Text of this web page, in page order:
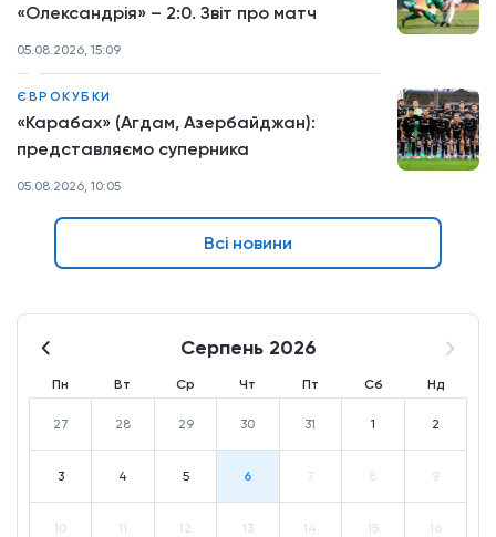
«Олександрія» – 2:0. Звіт про матч
05.08.2026, 15:09
ЄВРОКУБКИ
«Карабах» (Агдам, Азербайджан):
представляємо суперника
05.08.2026, 10:05
Всі новини
Серпень 2026
Пн Вт Ср Чт Пт Сб Нд
27 28 29 30 31 1 2
3 4 5 6 7 8 9
10 11 12 13 14 15 16